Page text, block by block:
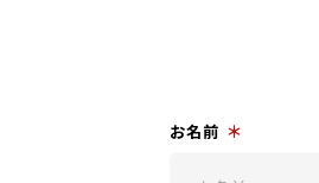
お名前 ＊